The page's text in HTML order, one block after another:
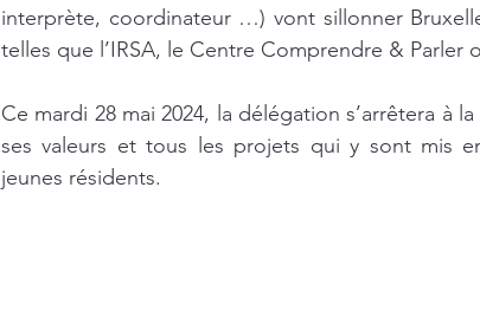
interprète, coordinateur …) vont sillonner
telles que l’IRSA, le Centre Comprendre & Parler
Ce mardi 28 mai 2024, la délégation s’arrêtera à
ses valeurs et tous les projets qui y sont mis
jeunes résidents.